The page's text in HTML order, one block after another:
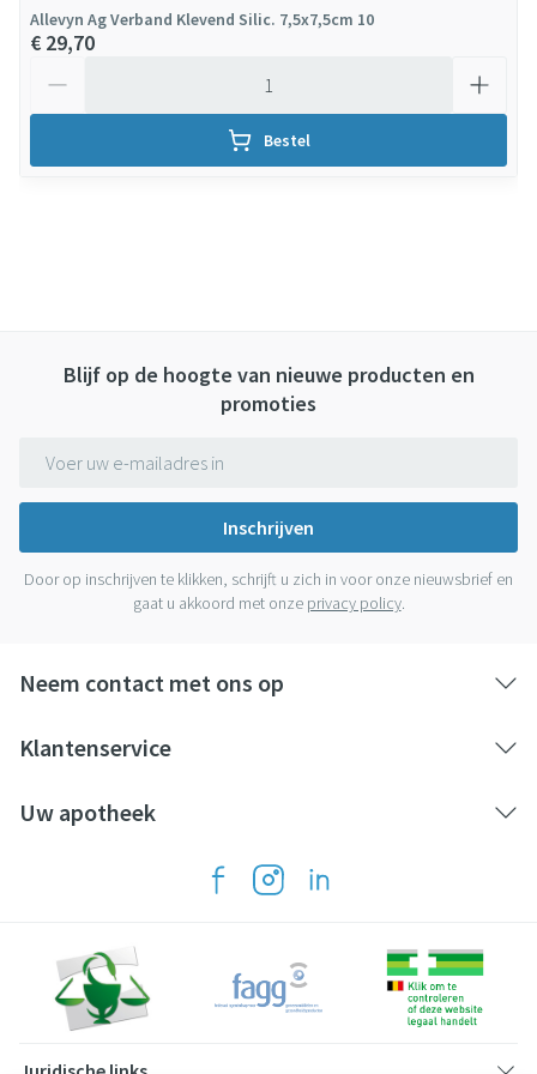
Allevyn Ag Verband Klevend Silic. 7,5x7,5cm 10
€ 29,70
Bestel
Blijf op de hoogte van nieuwe producten en
promoties
Inschrijven
Door op inschrijven te klikken, schrijft u zich in voor onze nieuwsbrief en
gaat u akkoord met onze privacy policy.
Neem contact met ons op
Klantenservice
Uw apotheek